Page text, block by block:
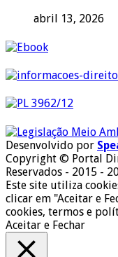
abril 13, 2026
Desenvolvido por
Copyright © Portal
Reservados - 2015 -
Este site utiliza
clicar em "Aceitar e
cookies, termos e
Aceitar e Fechar